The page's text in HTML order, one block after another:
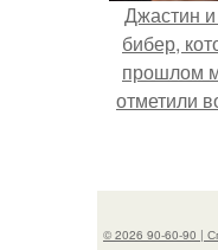
Джастин
бибер,
прошлом
отметили
новые
© 2026 90-60-90 |